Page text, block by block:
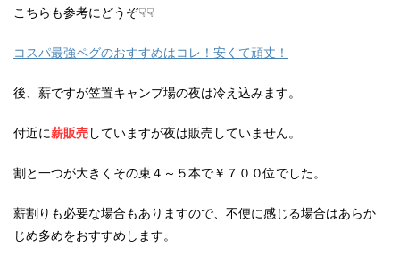
こちらも参考にどうぞ☟☟
コスパ最強ペグのおすすめはコレ！安くて頑丈！
後、薪ですが笠置キャンプ場の夜は冷え込みます。
付近に薪販売していますが夜は販売していません。
割と一つが大きくその束４～５本で￥７００位でした。
薪割りも必要な場合もありますので、不便に感じる場合はあらか
じめ多めをおすすめします。